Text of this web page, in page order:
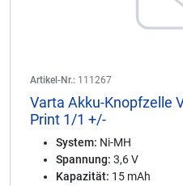
Artikel-Nr.: 111267
Varta Akku-Knopfzelle
Print 1/1 +/-
System: Ni-MH
Spannung: 3,6 V
Kapazität: 15 mAh